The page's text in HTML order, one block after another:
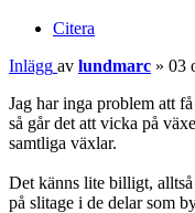
Citera
Inlägg av lundmarc » 03
Jag har inga problem att
så går det att vicka på
samtliga växlar.
Det känns lite billigt,
på slitage i de delar som